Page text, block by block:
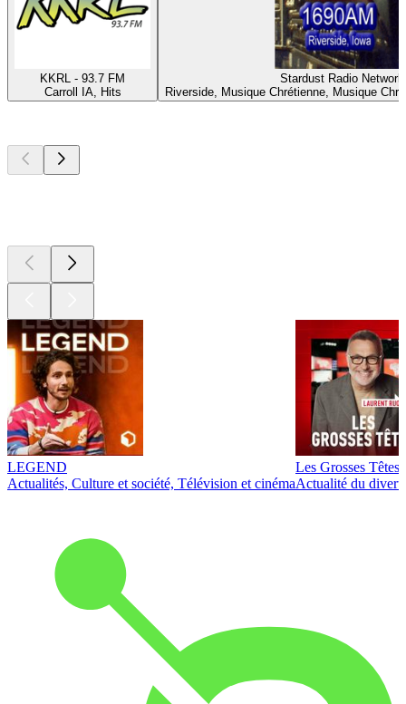
KKRL - 93.7 FM
Carroll IA, Hits
Stardust Radio Network
Riverside, Musique Chrétienne, Musique
LEGEND
Actualités, Culture et société, Télévision et cinéma
Les Grosses Têtes
Actualité du